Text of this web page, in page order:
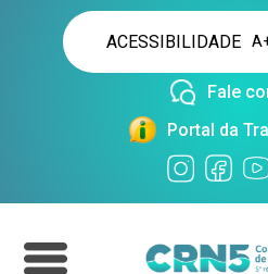
ACESSIBILIDADE
Fale
Portal da